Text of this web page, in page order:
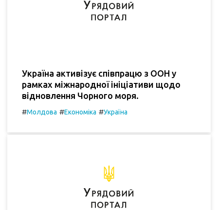
Україна активізує співпрацю з ООН у
рамках міжнародної ініціативи щодо
відновлення Чорного моря.
#Молдова #Економіка #Україна